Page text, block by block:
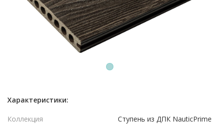
1
Характеристики:
Коллекция
Ступень из ДПК NauticPrime